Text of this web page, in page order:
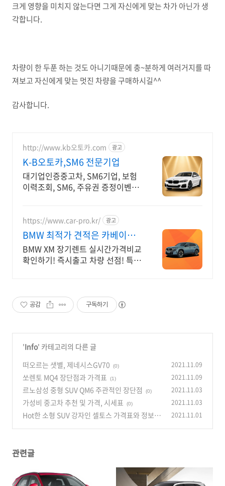
크게 영향을 미치지 않는다면 그게 자신에게 맞는 차가 아닌가 생
각합니다.
차량이 한 두푼 하는 것도 아니기때문에 충~분하게 여러거지를 따
져보고 자신에게 맞는 멋진 차량을 구매하시길^^
감사합니다.
http://www.kb오토카.com 광고
K-B오토카,SM6 전문기업
대기업인증중고차, SM6기업, 보험
이력조회, SM6, 주유권 증정이벤트
매물전산연동
https://www.car-pro.kr/ 광고
BMW 최적가 견적은 카베이
BMW 특가차량 무료견적
BMW XM 장기렌트 실시간가격비교
확인하기! 즉시출고 차량 선점! 특가
공감 구독하기
'Info' 카테고리의 다른 글
떠오르는 샛별, 제네시스GV70
(0) 2021.11.09
쏘렌토 MQ4 장단점과 가격표 (1) 2021.11.09
르노삼성 중형 SUV QM6 주관적인 장단점 (0) 2021.11.03
가성비 중고차 추천 및 가격, 시세표 (0) 2021.11.03
Hot한 소형 SUV 강자인 셀토스 가격표와 정보 정
2021.11.01
관련글